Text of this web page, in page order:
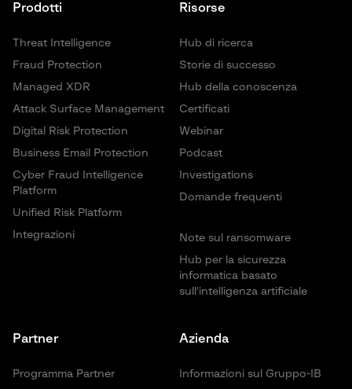
Risorse
Hub di ricerca
Storie di successo
Hub della conoscenza
Certificati
Webinar
Podcast
Investigations
Domande frequenti
Note sul ransomware
Hub per la sicurezza
informatica basato
sull'intelligenza artificiale
Prodotti
Threat Intelligence
Fraud Protection
Managed XDR
Attack Surface Management
Digital Risk Protection
Business Email Protection
Cyber Fraud Intelligence
Platform
Unified Risk Platform
Integrazioni
Partner
Programma Partner
Azienda
Informazioni sul Gruppo-IB